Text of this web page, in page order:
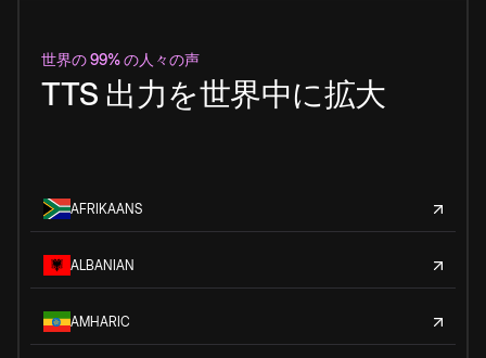
世界の 99% の人々の声
TTS 出力を世界中に拡大
AFRIKAANS
ALBANIAN
AMHARIC